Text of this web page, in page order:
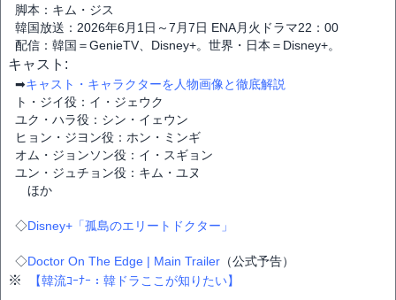
脚本：キム・ジス
韓国放送：2026年6月1日～7月7日 ENA月火ドラマ22：00
配信：韓国＝GenieTV、Disney+。世界・日本＝Disney+。
キャスト:
➡キャスト・キャラクターを人物画像と徹底解説
ト・ジイ役：イ・ジェウク
ユク・ハラ役：シン・イェウン
ヒョン・ジヨン役：ホン・ミンギ
オム・ジョンソン役：イ・スギョン
ユン・ジュチョン役：キム・ユヌ
ほか
◇Disney+「孤島のエリートドクター」
◇Doctor On The Edge | Main Trailer （公式予告）
※ 【韓流ｺｰﾅｰ：韓ドラここが知りたい】